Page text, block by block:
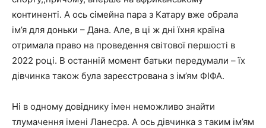
континенті. А ось сімейна пара з Катару вже обрала
ім’я для доньки – Дана. Але, в ці ж дні їхня країна
отримала право на проведення світової першості в
2022 році. В останній момент батьки передумали – їх
дівчинка також була зареєстрована з ім’ям ФІФА.
Ні в одному довіднику імен неможливо знайти
тлумачення імені Ланесра. А ось дівчинка з таким ім’ям